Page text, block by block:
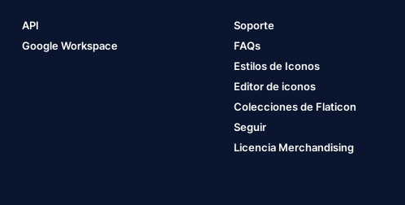
API
Google Workspace
Soporte
FAQs
Estilos de Iconos
Editor de iconos
Colecciones de Flaticon
Seguir
Licencia Merchandising